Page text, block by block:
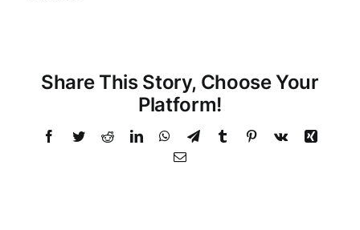
Share This Story, Choose Your
Platform!
Facebook
TwitterRedditLinkedInWhatsApp
TelegramTumblr Pinterest
Vk
Xing
Email